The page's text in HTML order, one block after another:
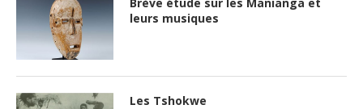
leurs musiques
Les Tshokwe